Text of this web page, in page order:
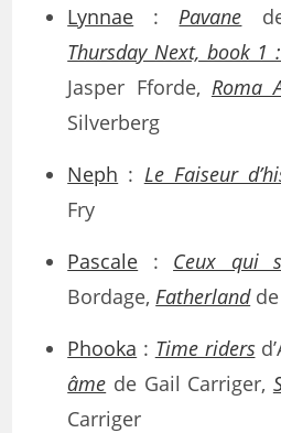
Lynnae :Pavane
Thursday Next, book 1
Jasper Fforde, Roma
Silverberg
Neph : Le Faiseur
Fry
Pascale : Ceux qui
Bordage,Fatherlandde
Phooka : Time riders
âme de Gail Carriger,
Carriger